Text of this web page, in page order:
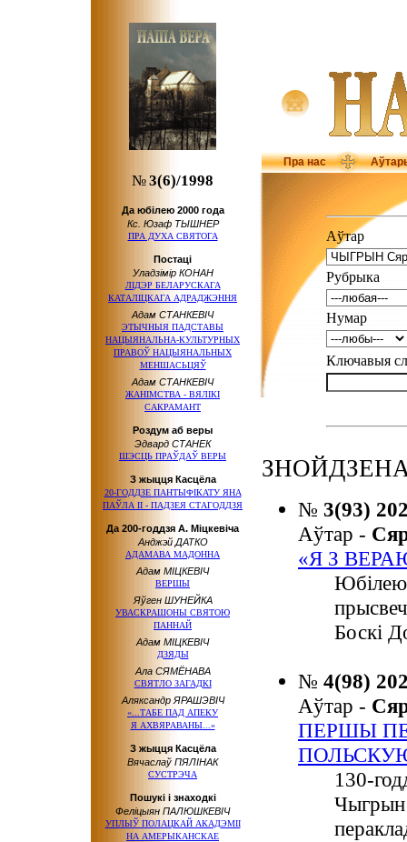
Пра нас
№3(6)/1998
Да юбілею 2000 года
Кс. Юзаф ТЫШНЕР
ПРА ДУХА СВЯТОГА
Постаці
Уладзімір КОНАН
ЛІДЭР БЕЛАРУСКАГА
КАТАЛІЦКАГА АДРАДЖЭННЯ
Адам СТАНКЕВІЧ
ЭТЫЧНЫЯ ПАДСТАВЫ
НАЦЫЯНАЛЬНА-КУЛЬТУРНЫХ
ПРАВОЎ НАЦЫЯНАЛЬНЫХ
МЕНШАСЬЦЯЎ
Адам СТАНКЕВІЧ
ЖАНІМСТВА - ВЯЛІКІ
САКРАМАНТ
Роздум аб веры
Эдвард СТАНЕК
ШЭСЦЬ ПРАЎДАЎ ВЕРЫ
З жыцця Касцёла
20-ГОДДЗЕ ПАНТЫФІКАТУ ЯНА
ПАЎЛА ІІ - ПАДЗЕЯ СТАГОДДЗЯ
Да 200-годдзя А. Міцкевіча
Анджэй ДАТКО
АДАМАВА МАДОННА
Адам МІЦКЕВІЧ
ВЕРШЫ
Яўген ШУНЕЙКА
УВАСКРАШОНЫ СВЯТОЮ
ПАННАЙ
Адам МІЦКЕВІЧ
ДЗЯДЫ
Ала СЯМЁНАВА
СВЯТЛО ЗАГАДКІ
Аляксандр ЯРАШЭВІЧ
«...ТАБЕ ПАД АПЕКУ
Я АХВЯРАВАНЫ...»
З жыцця Касцёла
Вячаслаў ПЯЛІНАК
СУСТРЭЧА
Пошукі і знаходкі
Феліцыян ПАЛЮШКЕВІЧ
УПЛЫЎ ПОЛАЦКАЙ АКАДЭМІІ
НА АМЕРЫКАНСКАЕ
Аўтар
Рубрыка
Нумар
Ключавыя
№ 3(93)
Аўтар -
«Я З
Юбілею
Боскі
№ 4(98)
Аўтар -
ПЕРШЫ
130-
Чыгрын